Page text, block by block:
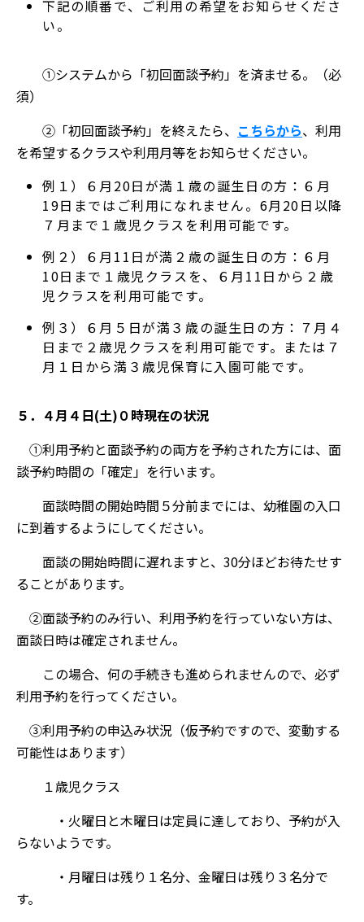
下記の順番で、ご利用の希望をお知らせくださ
い。
①システムから「初回面談予約」を済ませる。（必
須）
②「初回面談予約」を終えたら、 こちらから、利用
を希望するクラスや利用月等をお知らせください。
例１）６月20日が満１歳の誕生日の方：６月
19日まではご利用になれません。6月20日以降
７月まで１歳児クラスを利用可能です。
例２）６月11日が満２歳の誕生日の方：６月
10日まで１歳児クラスを、６月11日から２歳
児クラスを利用可能です。
例３）６月５日が満３歳の誕生日の方：７月４
日まで２歳児クラスを利用可能です。または７
月１日から満３歳児保育に入園可能です。
５．４月４日(土)０時現在の状況
①利用予約と面談予約の両方を予約された方には、面
談予約時間の「確定」を行います。
面談時間の開始時間５分前までには、幼稚園の入口
に到着するようにしてください。
面談の開始時間に遅れますと、30分ほどお待たせす
ることがあります。
②面談予約のみ行い、利用予約を行っていない方は、
面談日時は確定されません。
この場合、何の手続きも進められませんので、必ず
利用予約を行ってください。
③利用予約の申込み状況（仮予約ですので、変動する
可能性はあります）
１歳児クラス
・火曜日と木曜日は定員に達しており、予約が入
らないようです。
・月曜日は残り１名分、金曜日は残り３名分で
す。